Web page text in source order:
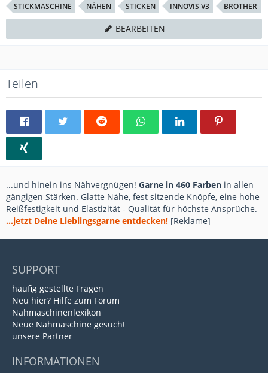
STICKMASCHINE NÄHEN STICKEN INNOVIS V3 BROTHER
BEARBEITEN
Teilen
...und hinein ins Nähvergnügen! Garne in 460 Farben in allen
gängigen Stärken. Glatte Nähe, fest sitzende Knöpfe, eine hohe
Reißfestigkeit und Elastizität - Qualität für höchste Ansprüche.
...jetzt Deine Lieblingsgarne entdecken! [Reklame]
SUPPORT
häufig gestellte Fragen
Neu hier? Hilfe zum Forum
Nähmaschinenlexikon
Neue Nähmaschine gesucht
unsere Partner
INFORMATIONEN